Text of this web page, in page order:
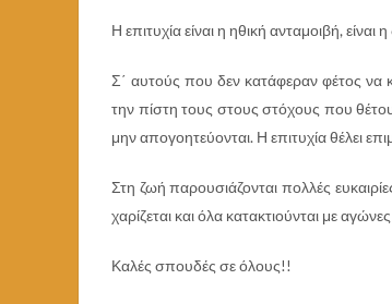
Η επιτυχία είναι η ηθική ανταμοιβή,
Σ΄ αυτούς που δεν κατάφεραν φέτος να
την πίστη τους στους στόχους που
μην απογοητεύονται. Η επιτυχία θέλει
Στη ζωή παρουσιάζονται πολλές
χαρίζεται και όλα κατακτιούνται με
Καλές σπουδές σε όλους!!